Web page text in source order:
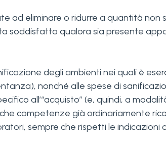
ad eliminare o ridurre a quantità non
soddisfatta qualora sia presente
degli ambienti nei quali è
nonché alle spese di
all’“acquisto” (e, quindi, a
competenze già ordinariamente
sempre che rispetti le indicazioni